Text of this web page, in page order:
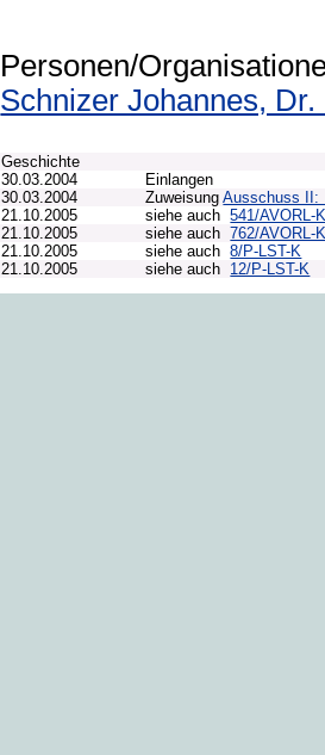
Personen/
Schnizer Johannes, Dr.
Geschichte
30.03.2004
Einlangen
30.03.2004
ZuweisungAusschuss II:
21.10.2005
siehe auch 541/AVORL-
21.10.2005
siehe auch 762/AVORL-
21.10.2005
siehe auch 8/P-LST-K
21.10.2005
siehe auch 12/P-LST-K